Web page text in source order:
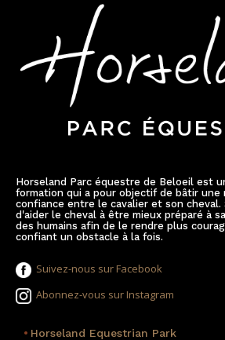
Horseland Parc équestre de Beloeil est
formation qui a pour objectif de bâtir une
confiance entre le cavalier et son cheval.
d'aider le cheval à être mieux préparé à
des humains afin de le rendre plus
confiant un obstacle à la fois.
Suivez-nous sur Facebook
Abonnez-vous sur Instagram
• Horseland Equestrian Park